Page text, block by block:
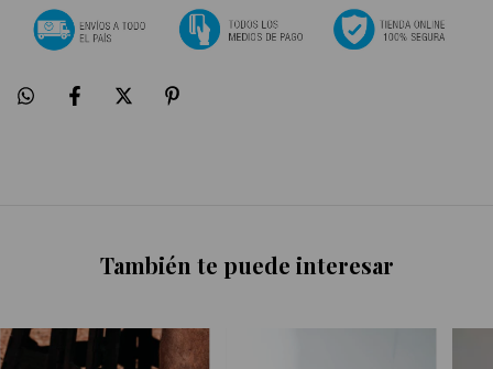
También te puede interesar